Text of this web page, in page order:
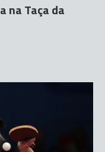
na Taça da